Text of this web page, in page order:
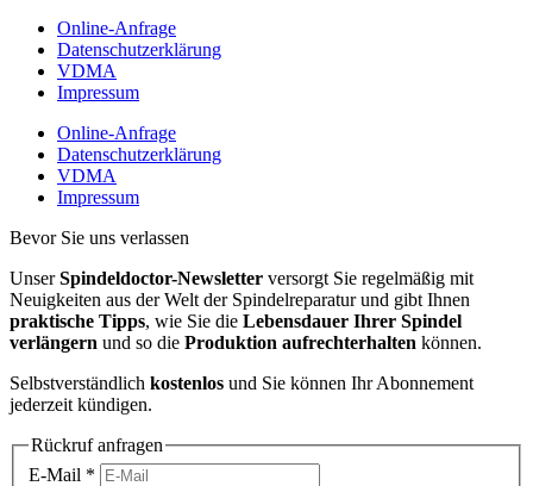
Online-Anfrage
Datenschutzerklärung
VDMA
Impressum
Online-Anfrage
Datenschutzerklärung
VDMA
Impressum
Bevor Sie uns verlassen
UnserSpindeldoctor-Newsletter versorgt Sie regelmäßig mit
Neuigkeiten aus der Welt der Spindelreparatur und gibt Ihnen
praktische Tipps, wie Sie die Lebensdauer Ihrer Spindel
verlängern und so die Produktion aufrechterhalten können.
Selbstverständlich kostenlos und Sie können Ihr Abonnement
jederzeit kündigen.
Rückruf anfragen
E-Mail *